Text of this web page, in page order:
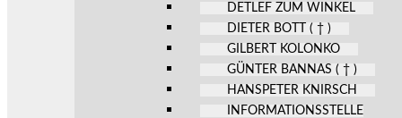
DETLEF ZUM WINKEL
DIETER BOTT ( † )
GILBERT KOLONKO
GÜNTER BANNAS ( † )
HANSPETER KNIRSCH
INFORMATIONSSTELLE